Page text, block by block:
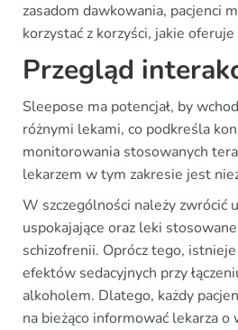
zasadom dawkowania, pacjenci
korzystać z korzyści, jakie
Przegląd
Sleepose ma potencjał, by
różnymi lekami, co podkreśla
monitorowania stosowanych
lekarzem w tym zakresie jest
W szczególności należy zwrócić
uspokajające oraz leki
schizofrenii. Oprócz tego,
efektów sedacyjnych przy
alkoholem. Dlatego, każdy
na bieżąco informować lekarza o